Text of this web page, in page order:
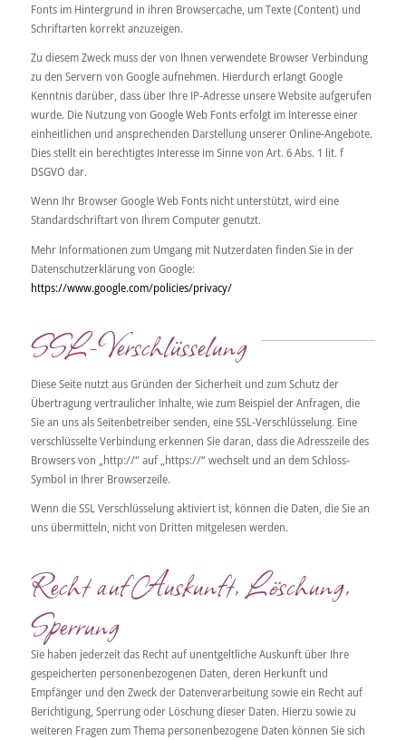
Fonts im Hintergrund in ihren Browsercache, um Texte (Content) und
Schriftarten korrekt anzuzeigen.
Zu diesem Zweck muss der von Ihnen verwendete Browser Verbindung
zu den Servern von Google aufnehmen. Hierdurch erlangt Google
Kenntnis darüber, dass über Ihre IP-Adresse unsere Website aufgerufen
wurde. Die Nutzung von Google Web Fonts erfolgt im Interesse einer
einheitlichen und ansprechenden Darstellung unserer Online-Angebote.
Dies stellt ein berechtigtes Interesse im Sinne von Art. 6 Abs. 1 lit. f
DSGVO dar.
Wenn Ihr Browser Google Web Fonts nicht unterstützt, wird eine
Standardschriftart von Ihrem Computer genutzt.
Mehr Informationen zum Umgang mit Nutzerdaten finden Sie in der
Datenschutzerklärung von Google:
https://www.google.com/policies/privacy/
SSL-Verschlüsselung
Diese Seite nutzt aus Gründen der Sicherheit und zum Schutz der
Übertragung vertraulicher Inhalte, wie zum Beispiel der Anfragen, die
Sie an uns als Seitenbetreiber senden, eine SSL-Verschlüsselung. Eine
verschlüsselte Verbindung erkennen Sie daran, dass die Adresszeile des
Browsers von „http://“ auf „https://“ wechselt und an dem Schloss-
Symbol in Ihrer Browserzeile.
Wenn die SSL Verschlüsselung aktiviert ist, können die Daten, die Sie an
uns übermitteln, nicht von Dritten mitgelesen werden.
Recht auf Auskunft, Löschung,
Sperrung
Sie haben jederzeit das Recht auf unentgeltliche Auskunft über Ihre
gespeicherten personenbezogenen Daten, deren Herkunft und
Empfänger und den Zweck der Datenverarbeitung sowie ein Recht auf
Berichtigung, Sperrung oder Löschung dieser Daten. Hierzu sowie zu
weiteren Fragen zum Thema personenbezogene Daten können Sie sich